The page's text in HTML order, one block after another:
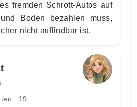
fremden Schrott-Autos auf
Boden bezahlen muss,
nicht auffindbar ist.
: 19